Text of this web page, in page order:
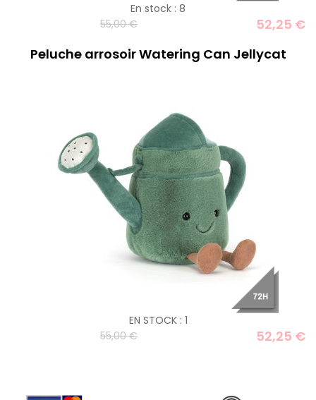
En stock : 8
55,00 €
52,25 €
Peluche arrosoir Watering Can Jellycat
EN STOCK : 1
55,00 €
52,25 €